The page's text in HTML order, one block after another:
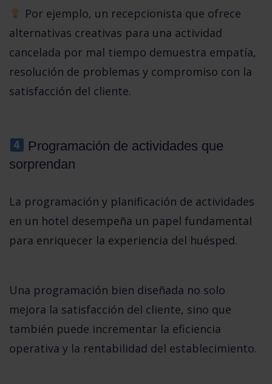
Por ejemplo, un recepcionista que ofrece
alternativas creativas para una actividad
cancelada por mal tiempo demuestra empatía,
resolución de problemas y compromiso con la
satisfacción del cliente.
Programación de actividades que
sorprendan
La programación y planificación de actividades
en un hotel desempeña un papel fundamental
para enriquecer la experiencia del huésped.
Una programación bien diseñada no solo
mejora la satisfacción del cliente, sino que
también puede incrementar la eficiencia
operativa y la rentabilidad del establecimiento.